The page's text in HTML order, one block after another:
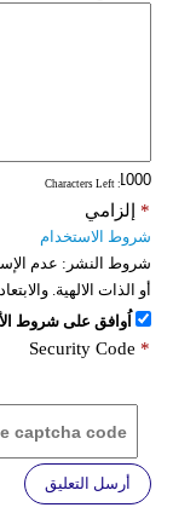
: Characters Left
إلزامي *
شروط الاستخدام
شروط النشر: عدم
أو الذات الالهية.
اُوافق على شروط
Security Code *
أرسل التعليق